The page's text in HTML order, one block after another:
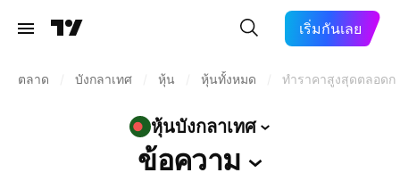
เริ่มกันเลย
ตลาด บังกลาเทศ หุ้น หุ้นทั้งหมด ทำราคาสูงสุดตลอดก
หุ้นบังกลาเทศ
ข้อความ